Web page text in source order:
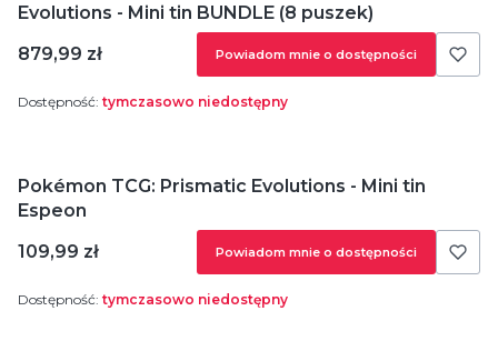
Evolutions - Mini tin BUNDLE (8 puszek)
Cena
879,99 zł Powiadom mnie o dostępności
Dostępność: tymczasowo niedostępny
Pokémon TCG: Prismatic Evolutions - Mini tin
Espeon
Cena
109,99 zł Powiadom mnie o dostępności
Dostępność: tymczasowo niedostępny